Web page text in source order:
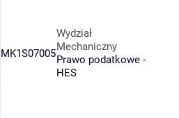
MK1S07005
Wydział
Mechaniczny
Prawo podatkowe -
HES